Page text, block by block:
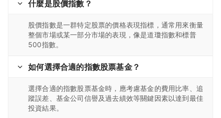
什麼是股價指數？
股價指數是一群特定股票的價格表現指標，通常用來衡量
整個市場或某一部分市場的表現，像是道瓊指數和標普
500指數。
如何選擇合適的指數股票基金？
選擇合適的指數股票基金時，應考慮基金的費用比率、追
蹤誤差、基金公司信譽及過去績效等關鍵因素以達到最佳
投資結果。